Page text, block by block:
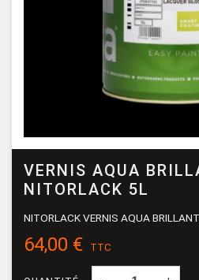
VERNIS AQUA
NITORLACK 5L
NITORLACK VERNIS AQUA
64,00 € TTC